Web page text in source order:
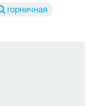
горничная